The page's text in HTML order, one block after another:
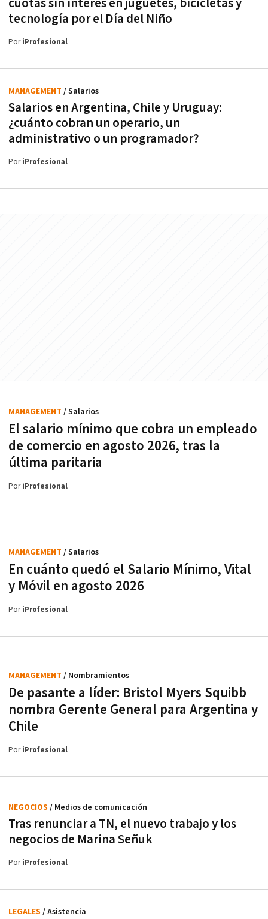
cuotas sin interés en juguetes, bicicletas y
tecnología por el Día del Niño
PoriProfesional
Salarios en Argentina, Chile y Uruguay:
¿cuánto cobran un operario, un
administrativo o un programador?
MANAGEMENT / Salarios
PoriProfesional
El salario mínimo que cobra un empleado
de comercio en agosto 2026, tras la
última paritaria
MANAGEMENT / Salarios
PoriProfesional
En cuánto quedó el Salario Mínimo, Vital
y Móvil en agosto 2026
MANAGEMENT / Salarios
PoriProfesional
De pasante a líder: Bristol Myers Squibb
nombra Gerente General para Argentina y
Chile
MANAGEMENT / Nombramientos
PoriProfesional
Tras renunciar a TN, el nuevo trabajo y los
negocios de Marina Señuk
NEGOCIOS / Medios de comunicación
PoriProfesional
LEGALES / Asistencia